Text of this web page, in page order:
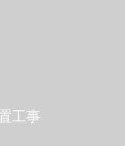
工事